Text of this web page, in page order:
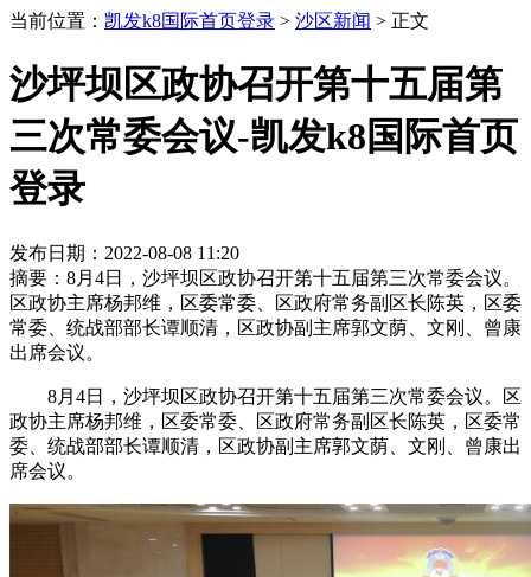
当前位置： 凯发k8国际首页登录 > 沙区新闻 > 正文
沙坪坝区政协召开第十五届第
三次常委会议-凯发k8国际首页
登录
发布日期：2022-08-08 11:20
摘要：8月4日，沙坪坝区政协召开第十五届第三次常委会议。
区政协主席杨邦维，区委常委、区政府常务副区长陈英，区委
常委、统战部部长谭顺清，区政协副主席郭文荫、文刚、曾康
出席会议。
8月4日，沙坪坝区政协召开第十五届第三次常委会议。区
政协主席杨邦维，区委常委、区政府常务副区长陈英，区委常
委、统战部部长谭顺清，区政协副主席郭文荫、文刚、曾康出
席会议。